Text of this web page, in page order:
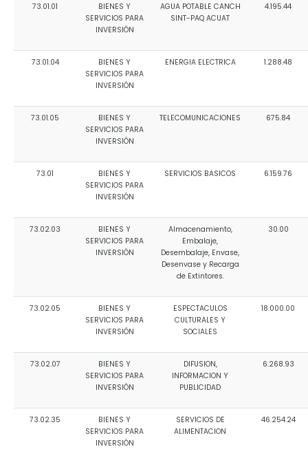
73.01.01
BIENES Y
SERVICIOS PARA
INVERSIÓN
AGUA POTABLE CANCH
SINT-PAQ ACUAT
4.195.44
73.01.04
BIENES Y
SERVICIOS PARA
INVERSIÓN
ENERGIA ELECTRICA 1.288.48
73.01.05
BIENES Y
SERVICIOS PARA
INVERSIÓN
TELECOMUNICACIONES 675.84
73.01
BIENES Y
SERVICIOS PARA
INVERSIÓN
SERVICIOS BASICOS 6.159.76
73.02.03
BIENES Y
SERVICIOS PARA
INVERSIÓN
Almacenamiento,
Embalaje,
Desembalaje, Envase,
Desenvase y Recarga
de Extintores.
30.00
73.02.05
BIENES Y
SERVICIOS PARA
INVERSIÓN
ESPECTACULOS
CULTURALES Y
SOCIALES
18.000.00
73.02.07
BIENES Y
SERVICIOS PARA
INVERSIÓN
DIFUSION,
INFORMACION Y
PUBLICIDAD
6.268.93
73.02.35
BIENES Y
SERVICIOS PARA
INVERSIÓN
SERVICIOS DE
ALIMENTACION
46.254.24